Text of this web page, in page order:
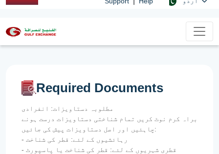
Required Documents
مطلوبہ دستاویزات: انفرادی
براہ کرم نوٹ کریں تمام شناختی دستاویزات درست ہونے
چاہئیں اور اصل دستاویزات پیش کی جائیں:
- رہائشیوں کے لئے: قطر کی شناخت
- قطری شہریوں کے لئے: قطر کی شناخت یا پاسپورٹ